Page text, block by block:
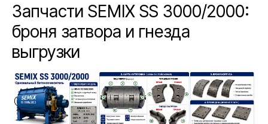
Запчасти SEMIX SS 3000/2000:
броня затвора и гнезда
выгрузки